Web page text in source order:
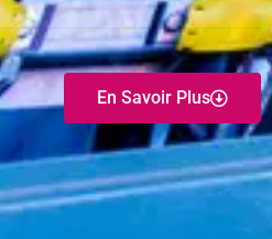
En Savoir Plus